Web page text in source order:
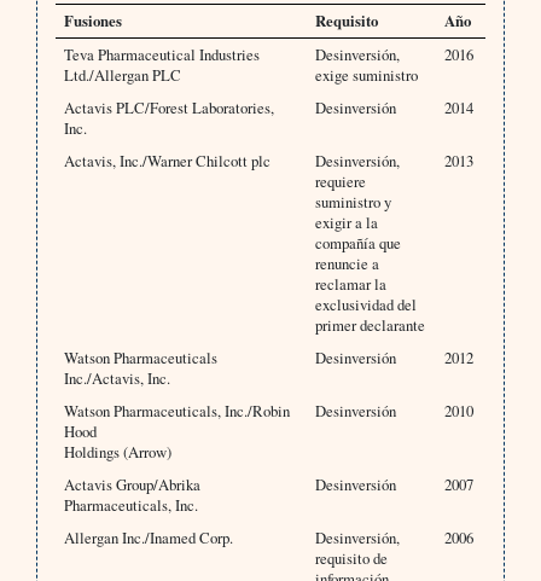
Fusiones Requisito
Año
Teva Pharmaceutical Industries
Ltd./Allergan PLC
Desinversión,
exige suministro
2016
Actavis PLC/Forest Laboratories,
Inc.
Desinversión 2014
Actavis, Inc./Warner Chilcott plc
Desinversión,
requiere
suministro y
exigir a la
compañía que
renuncie a
reclamar la
exclusividad del
primer declarante
2013
Watson Pharmaceuticals
Inc./Actavis, Inc.
Desinversión 2012
Watson Pharmaceuticals, Inc./Robin
Hood
Holdings (Arrow)
Desinversión 2010
Actavis Group/Abrika
Pharmaceuticals, Inc.
Desinversión 2007
Allergan Inc./Inamed Corp.
Desinversión,
requisito de
2006